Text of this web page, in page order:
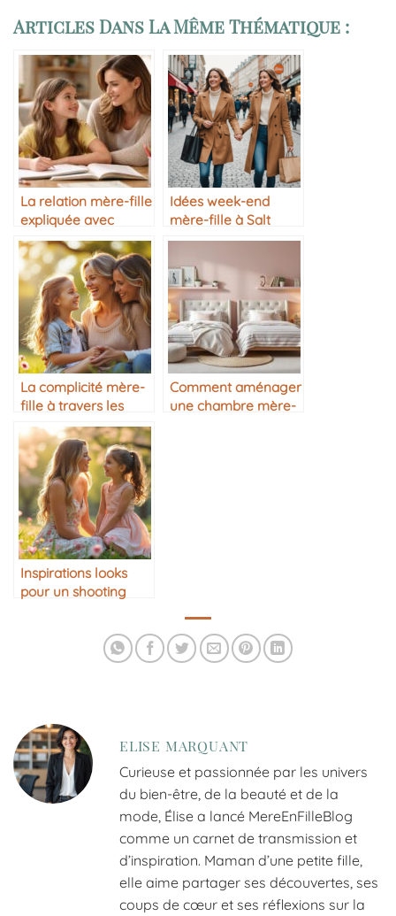
Articles Dans La Même Thématique :
La relation mère-fille
expliquée avec
complicité,
transmission et
éducation
bienveillante
Idées week-end
mère-fille à Salt
Lake City
La complicité mère-
fille à travers les
années
Comment aménager
une chambre mère-
Inspirations looks
pour un shooting
ELISE MARQUANT
Curieuse et passionnée par les univers
du bien-être, de la beauté et de la
mode, Élise a lancé MereEnFilleBlog
comme un carnet de transmission et
d’inspiration. Maman d’une petite fille,
elle aime partager ses découvertes, ses
coups de cœur et ses réflexions sur la